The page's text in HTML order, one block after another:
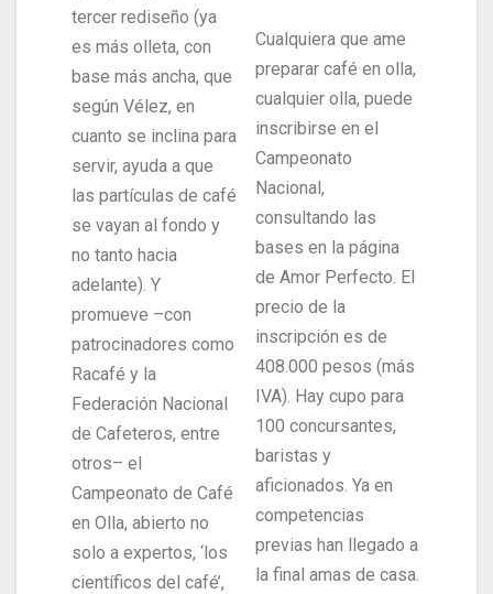
tercer rediseño (ya
es más olleta, con
base más ancha, que
según Vélez, en
cuanto se inclina para
servir, ayuda a que
las partículas de café
se vayan al fondo y
no tanto hacia
adelante). Y
promueve –con
patrocinadores como
Racafé y la
Federación Nacional
de Cafeteros, entre
otros– el
Campeonato de Café
en Olla, abierto no
solo a expertos, ‘los
científicos del café’,
Cualquiera que ame
preparar café en olla,
cualquier olla, puede
inscribirse en el
Campeonato
Nacional,
consultando las
bases en la página
de Amor Perfecto. El
precio de la
inscripción es de
408.000 pesos (más
IVA). Hay cupo para
100 concursantes,
baristas y
aficionados. Ya en
competencias
previas han llegado a
la final amas de casa.